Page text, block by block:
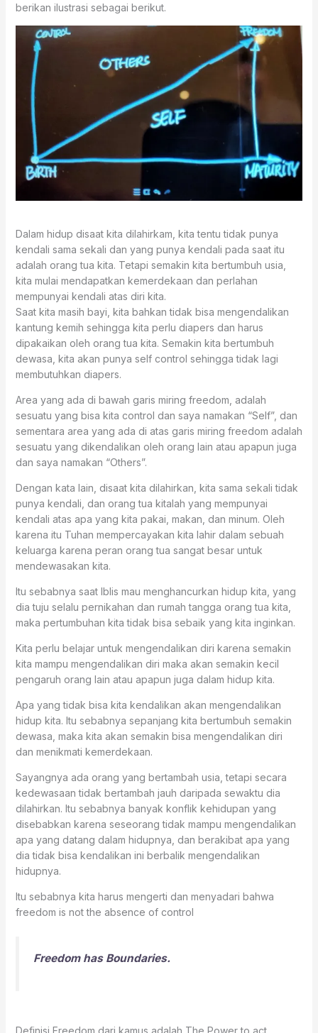
berikan ilustrasi sebagai berikut.
Dalam hidup disaat kita dilahirkam, kita tentu tidak punya
kendali sama sekali dan yang punya kendali pada saat itu
adalah orang tua kita. Tetapi semakin kita bertumbuh usia,
kita mulai mendapatkan kemerdekaan dan perlahan
mempunyai kendali atas diri kita.
Saat kita masih bayi, kita bahkan tidak bisa mengendalikan
kantung kemih sehingga kita perlu diapers dan harus
dipakaikan oleh orang tua kita. Semakin kita bertumbuh
dewasa, kita akan punya self control sehingga tidak lagi
membutuhkan diapers.
Area yang ada di bawah garis miring freedom, adalah
sesuatu yang bisa kita control dan saya namakan “Self”, dan
sementara area yang ada di atas garis miring freedom adalah
sesuatu yang dikendalikan oleh orang lain atau apapun juga
dan saya namakan “Others”.
Dengan kata lain, disaat kita dilahirkan, kita sama sekali tidak
punya kendali, dan orang tua kitalah yang mempunyai
kendali atas apa yang kita pakai, makan, dan minum. Oleh
karena itu Tuhan mempercayakan kita lahir dalam sebuah
keluarga karena peran orang tua sangat besar untuk
mendewasakan kita.
Itu sebabnya saat Iblis mau menghancurkan hidup kita, yang
dia tuju selalu pernikahan dan rumah tangga orang tua kita,
maka pertumbuhan kita tidak bisa sebaik yang kita inginkan.
Kita perlu belajar untuk mengendalikan diri karena semakin
kita mampu mengendalikan diri maka akan semakin kecil
pengaruh orang lain atau apapun juga dalam hidup kita.
Apa yang tidak bisa kita kendalikan akan mengendalikan
hidup kita. Itu sebabnya sepanjang kita bertumbuh semakin
dewasa, maka kita akan semakin bisa mengendalikan diri
dan menikmati kemerdekaan.
Sayangnya ada orang yang bertambah usia, tetapi secara
kedewasaan tidak bertambah jauh daripada sewaktu dia
dilahirkan. Itu sebabnya banyak konflik kehidupan yang
disebabkan karena seseorang tidak mampu mengendalikan
apa yang datang dalam hidupnya, dan berakibat apa yang
dia tidak bisa kendalikan ini berbalik mengendalikan
hidupnya.
Itu sebabnya kita harus mengerti dan menyadari bahwa
freedom is not the absence of control
Freedom has Boundaries.